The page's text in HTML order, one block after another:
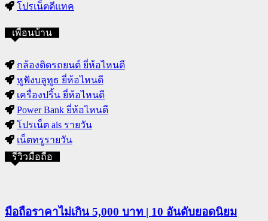
โปรเน็ตดีแทค
เพื่อนบ้าน
กล้องติดรถยนต์ ยี่ห้อไหนดี
หูฟังบลูทูธ ยี่ห้อไหนดี
เครื่องปริ้น ยี่ห้อไหนดี
Power Bank ยี่ห้อไหนดี
โปรเน็ต ais รายวัน
เน็ตทรูรายวัน
รีวิวมือถือ
มือถือราคาไม่เกิน 5,000 บาท | 10 อันดับยอดนิยม